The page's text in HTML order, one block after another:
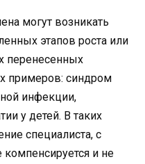
могут возникать
этапов роста или
перенесенных
примеров: синдром
инфекции,
у детей. В таких
специалиста, с
и не